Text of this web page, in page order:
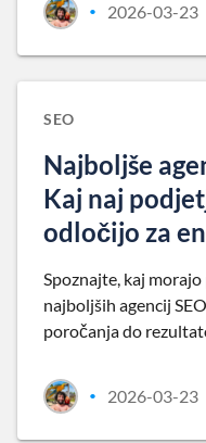
• 2026-03-23
SEO
Najboljše
Kaj naj
odločijo za
Spoznajte, kaj
najboljših agencij
poročanja do
• 2026-03-23